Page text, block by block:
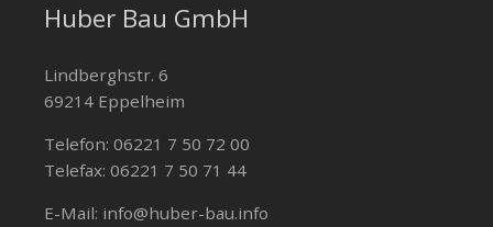
Huber Bau GmbH
Lindberghstr. 6
69214 Eppelheim
Telefon: 06221 7 50 72 00
Telefax: 06221 7 50 71 44
E-Mail: info@huber-bau.info